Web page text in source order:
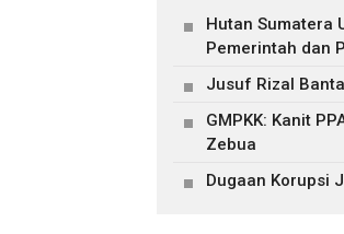
Hutan Sumatera
Pemerintah dan
Jusuf Rizal
GMPKK: Kanit
Zebua
Dugaan Korupsi